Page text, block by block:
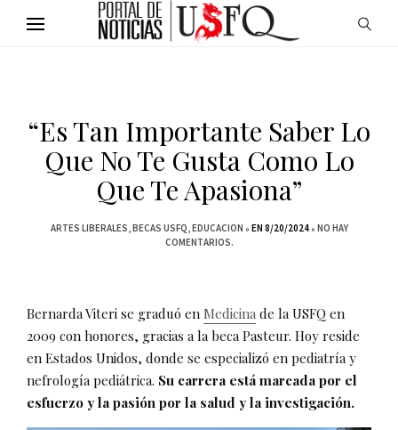
“Es Tan Importante Saber Lo
Que No Te Gusta Como Lo
Que Te Apasiona”
ARTES LIBERALES BECAS USFQ EDUCACION EN 8/20/2024
NO HAY
COMENTARIOS.
Bernarda Viteri se graduó en Medicina de la USFQ en
2009 con honores, gracias a la beca Pasteur. Hoy reside
en Estados Unidos, donde se especializó en pediatría y
nefrología pediátrica. Su carrera está marcada por el
esfuerzo y la pasión por la salud y la investigación.